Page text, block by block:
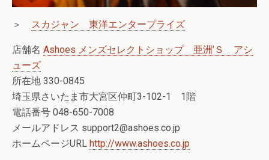
＞ スカジャン 東洋エンタープライズ
店舗名 Ashoes メンズセレクトショップ 亜洲’Ｓ アシ
ューズ
所在地 330-0845
埼玉県さいたま市大宮区仲町3-102-1 1階
電話番号 048-650-7008
メールアドレス support2@ashoes.co.jp
ホームページURL http://www.ashoes.co.jp